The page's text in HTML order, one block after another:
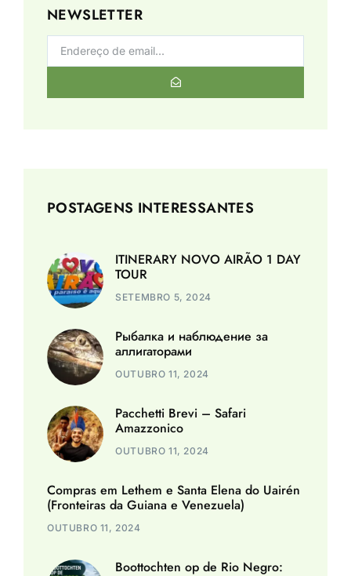
NEWSLETTER
POSTAGENS INTERESSANTES
ITINERARY NOVO AIRÃO 1 DAY
TOUR
SETEMBRO 5, 2024
Рыбалка и наблюдение за
аллигаторами
OUTUBRO 11, 2024
Pacchetti Brevi – Safari
Amazzonico
OUTUBRO 11, 2024
Compras em Lethem e Santa Elena do Uairén
(Fronteiras da Guiana e Venezuela)
OUTUBRO 11, 2024
Boottochten op de Rio Negro: